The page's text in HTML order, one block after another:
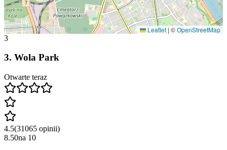
Leaflet | ©OpenStreetMap
3
3. Wola Park
Otwarte teraz
4.5(31065 opinii)
8.50na 10